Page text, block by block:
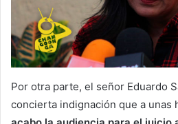
Por otra parte, el señor Eduardo
concierta indignación que a unas